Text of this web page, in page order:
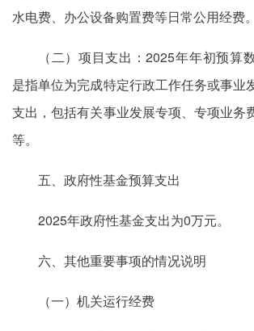
水电费、办公设备购置费等日常公用经费。
（二）项目支出：2025年年初预算
是指单位为完成特定行政工作任务或事业
支出，包括有关事业发展专项、专项业务
等。
五、政府性基金预算支出
2025年政府性基金支出为0万元。
六、其他重要事项的情况说明
（一）机关运行经费